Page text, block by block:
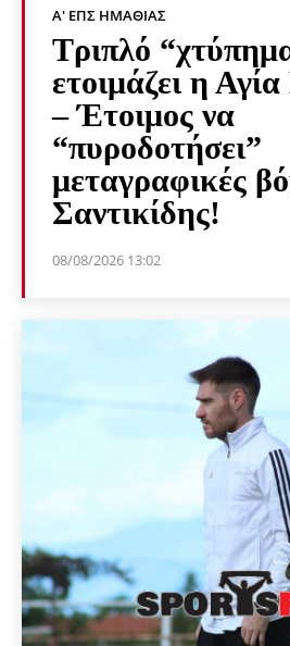
Α' ΕΠΣ ΗΜΑΘΊΑΣ
Τριπλό
ετοιμάζει η
– Έτοιμος να
“πυροδοτήσει”
μεταγραφικές
Σαντικίδης!
08/08/2026 13:02